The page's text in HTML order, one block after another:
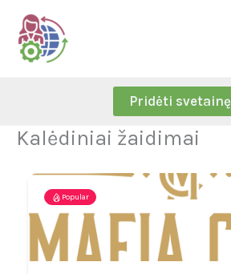
Skip
content
Pridėti svetainę
Kalėdiniai žaidimai
Popular